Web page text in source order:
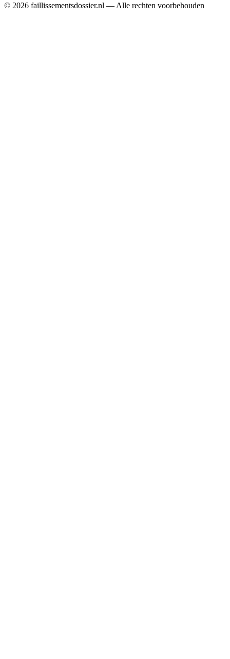
© 2026 faillissementsdossier.nl — Alle rechten voorbehouden